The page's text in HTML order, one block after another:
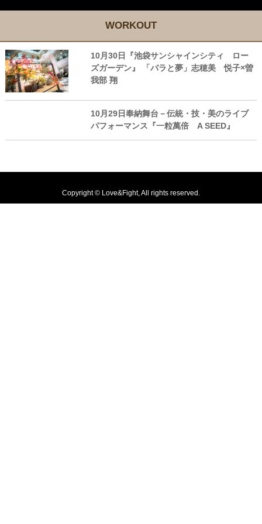
WORKOUT
10月30日『池袋サンシャインシティ ロー
ズガーデン』 「バラと夢」志穂美 悦子×曽
我部 翔
10月29日奉納舞台－伝統・技・美のライブ
パフォーマンス『一粒萬倍 A SEED』
Copyright © Love&Fight, All rights reserved.